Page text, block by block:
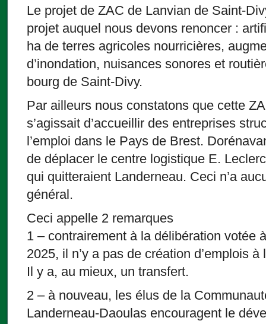
Le projet de ZAC de Lanvian de Saint-
projet auquel nous devons renoncer :
ha de terres agricoles nourricières,
d’inondation, nuisances sonores et
bourg de Saint-Divy.
Par ailleurs nous constatons que cette
s’agissait d’accueillir des entreprises
l’emploi dans le Pays de Brest.
de déplacer le centre logistique E.
qui quitteraient Landerneau. Ceci n’a
général.
Ceci appelle 2 remarques
1 – contrairement à la délibération votée
2025, il n’y a pas de création d’emplois
Il y a, au mieux, un transfert.
2 – à nouveau, les élus de la
Landerneau-Daoulas encouragent le